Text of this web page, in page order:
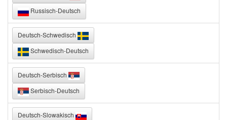
Russisch-Deutsch
Deutsch-Schwedisch
Schwedisch-Deutsch
Deutsch-Serbisch
Serbisch-Deutsch
Deutsch-Slowakisch